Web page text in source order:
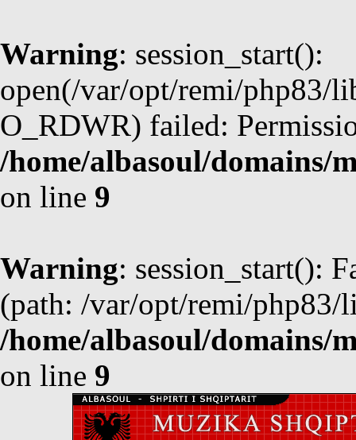
Warning: session_start():
open(/var/opt/remi/php83/
O_RDWR) failed:
/home/albasoul/domains/
on line 9
Warning: session_start():
(path: /var/opt/remi/php83/
/home/albasoul/domains/
on line 9